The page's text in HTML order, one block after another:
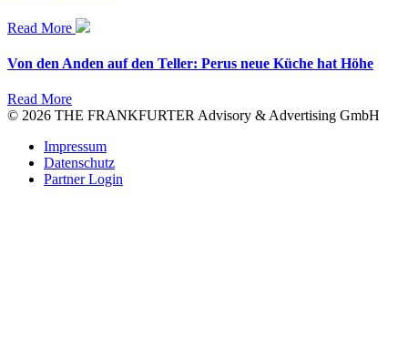
Read More
Von den Anden auf den Teller: Perus neue Küche hat Höhe
Read More
© 2026 THE FRANKFURTER Advisory & Advertising GmbH
Impressum
Datenschutz
Partner Login